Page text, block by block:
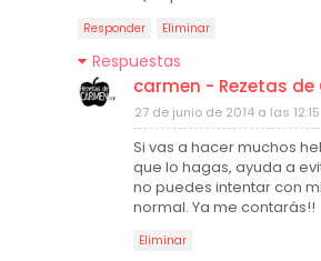
Responder Eliminar
Respuestas
carmen - Rezetas de
27 de junio de 2014 a las 12:15
Si vas a hacer muchos
que lo hagas, ayuda a
no puedes intentar con
normal. Ya me contarás!!
Eliminar